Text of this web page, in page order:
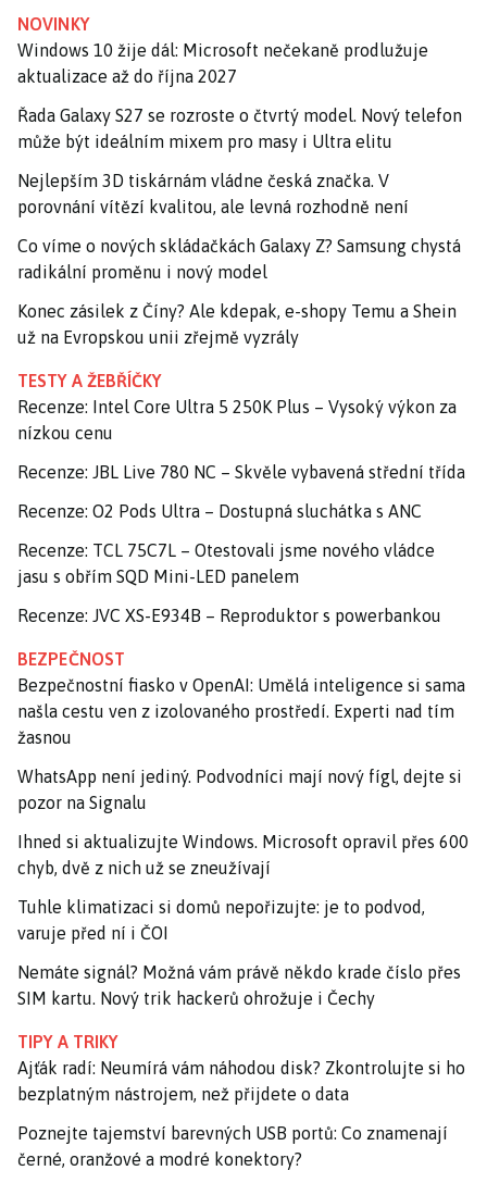
NOVINKY
Windows 10 žije dál: Microsoft nečekaně prodlužuje
aktualizace až do října 2027
Řada Galaxy S27 se rozroste o čtvrtý model. Nový telefon
může být ideálním mixem pro masy i Ultra elitu
Nejlepším 3D tiskárnám vládne česká značka. V
porovnání vítězí kvalitou, ale levná rozhodně není
Co víme o nových skládačkách Galaxy Z? Samsung chystá
radikální proměnu i nový model
Konec zásilek z Číny? Ale kdepak, e-shopy Temu a Shein
už na Evropskou unii zřejmě vyzrály
TESTY A ŽEBŘÍČKY
Recenze: Intel Core Ultra 5 250K Plus – Vysoký výkon za
nízkou cenu
Recenze: JBL Live 780 NC – Skvěle vybavená střední třída
Recenze: O2 Pods Ultra – Dostupná sluchátka s ANC
Recenze: TCL 75C7L – Otestovali jsme nového vládce
jasu s obřím SQD Mini-LED panelem
Recenze: JVC XS-E934B – Reproduktor s powerbankou
BEZPEČNOST
Bezpečnostní fiasko v OpenAI: Umělá inteligence si sama
našla cestu ven z izolovaného prostředí. Experti nad tím
žasnou
WhatsApp není jediný. Podvodníci mají nový fígl, dejte si
pozor na Signalu
Ihned si aktualizujte Windows. Microsoft opravil přes 600
chyb, dvě z nich už se zneužívají
Tuhle klimatizaci si domů nepořizujte: je to podvod,
varuje před ní i ČOI
Nemáte signál? Možná vám právě někdo krade číslo přes
SIM kartu. Nový trik hackerů ohrožuje i Čechy
TIPY A TRIKY
Ajťák radí: Neumírá vám náhodou disk? Zkontrolujte si ho
bezplatným nástrojem, než přijdete o data
Poznejte tajemství barevných USB portů: Co znamenají
černé, oranžové a modré konektory?